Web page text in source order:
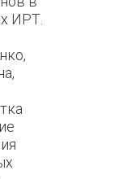
ИРТ.